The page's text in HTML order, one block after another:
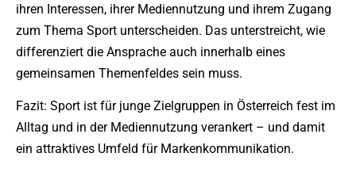
ihren Interessen, ihrer Mediennutzung und ihrem Zugang
zum Thema Sport unterscheiden. Das unterstreicht, wie
differenziert die Ansprache auch innerhalb eines
gemeinsamen Themenfeldes sein muss.
Fazit: Sport ist für junge Zielgruppen in Österreich fest im
Alltag und in der Mediennutzung verankert – und damit
ein attraktives Umfeld für Markenkommunikation.